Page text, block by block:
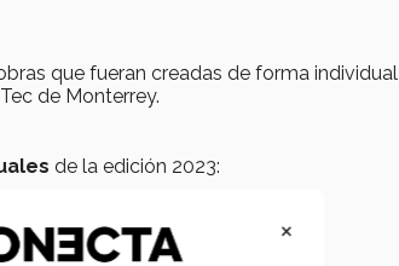
que fueran creadas de forma individual
de Monterrey.
de la edición 2023:
×